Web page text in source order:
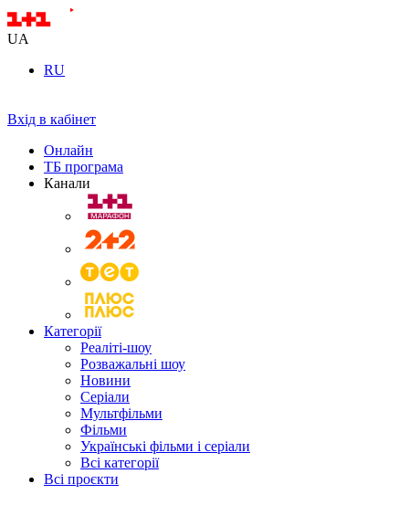
UA
RU
Вхід в кабінет
Онлайн
ТБ програма
Канали
Категорії
Реаліті-шоу
Розважальні шоу
Новини
Серіали
Мультфільми
Фільми
Українські фільми і серіали
Всі категорії
Всі проєкти